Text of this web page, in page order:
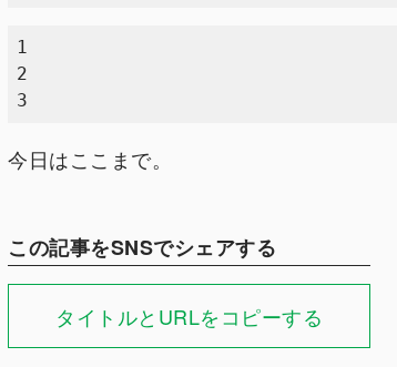
1
2
今日はここまで。
この記事をSNSでシェアする
タイトルとURLをコピーする